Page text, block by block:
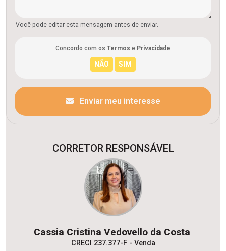
Você pode editar esta mensagem antes de enviar.
Concordo com os Termos e Privacidade
Enviar meu interesse
CORRETOR RESPONSÁVEL
Cassia Cristina Vedovello da Costa
CRECI 237.377-F - Venda